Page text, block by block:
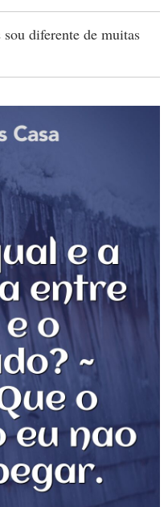
diferente de muitas